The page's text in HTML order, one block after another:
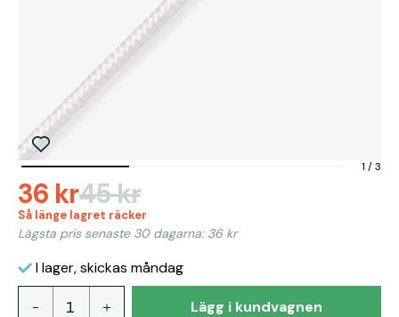
1 /3
36 kr45 kr
Så länge lagret räcker
Lägsta pris senaste 30 dagarna: 36 kr
I lager, skickas måndag
Lägg i kundvagnen